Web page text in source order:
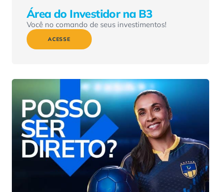
Área do Investidor na B3
Você no comando de seus investimentos!
ACESSE